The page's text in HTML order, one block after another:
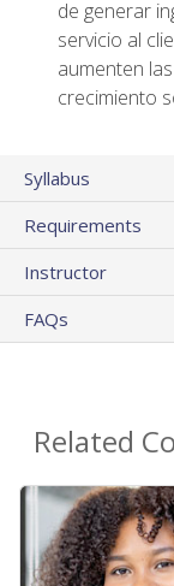
de generar
servicio al
aumenten
crecimiento
Syllabus
Requirements
Instructor
FAQs
Related